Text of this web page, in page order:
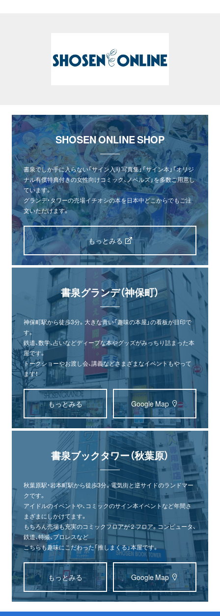
SHOSEN ONLINE SHOP
書泉でしか手に入らない「サイン入り写真集」「サイン本」「オリジ
ナル有償特典付きの女性向けコミック、ノベルズ」を多数ご用意し
ています。
グランデ・タワーの売場イチオシの本を日本中どこからでもご注
文いただけます。
もっとみる
書泉グランデ（神保町）
神保町駅から徒歩3分。大きな青い「趣味の本屋」の看板が目印で
す。
鉄道、数学、占いなどディープな本やグッズがみっちり詰まった本
屋です。
トークショーやお渡し会、講義などさまざまなイベントもやって
ます！
もっとみる Google Map
書泉ブックタワー（秋葉原）
秋葉原駅・岩本町駅から徒歩3分。電気街と逆サイドのランドマー
クです。
アイドルのイベントや、コミックのサイン本イベントなど年間さ
まざまにしかけてます。
もちろん売場も充実のコミックフロアが２フロア。コンピュータ、
鉄道、特撮、プロレスなど
こちらも趣味にこだわった「推しまくる」本屋です。
もっとみる Google Map